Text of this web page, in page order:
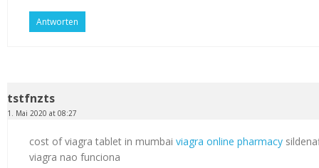
Antworten
tstfnzts
1. Mai 2020 at 08:27
cost of viagra tablet in mumbai viagra online pharmacy
viagra nao funciona